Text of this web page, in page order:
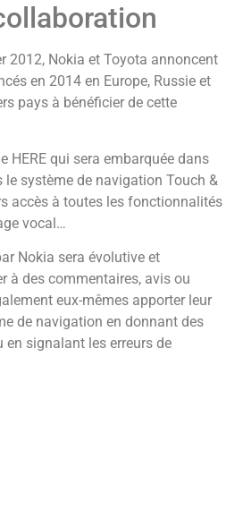
2012, Nokia et Toyota annoncent
en 2014 en Europe, Russie et
pays à bénéficier de cette
HERE qui sera embarquée dans
système de navigation Touch &
accès à toutes les fonctionnalités
vocal…
Nokia sera évolutive et
à des commentaires, avis ou
eux-mêmes apporter leur
de navigation en donnant des
signalant les erreurs de